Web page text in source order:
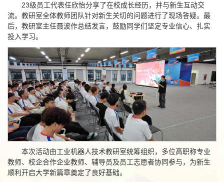
23级员工代表任欣怡分享了在校成长经历，并与新生互动交
流。教研室全体教师团队针对新生关切的问题进行了现场答疑。最
后，教研室主任聂波作总结发言，鼓励同学们坚定专业信心、扎实
投入学习。
本次活动由工业机器人技术教研室统筹组织，多位高职称专业
教师、校企合作企业教师、辅导员及员工志愿者协同参与，为新生
顺利开启大学新篇章奠定了良好基础。